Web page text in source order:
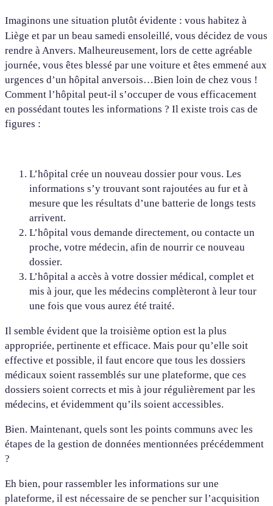
Imaginons une situation plutôt évidente : vous habitez à
Liège et par un beau samedi ensoleillé, vous décidez de vous
rendre à Anvers. Malheureusement, lors de cette agréable
journée, vous êtes blessé par une voiture et êtes emmené aux
urgences d’un hôpital anversois…Bien loin de chez vous !
Comment l’hôpital peut-il s’occuper de vous efficacement
en possédant toutes les informations ? Il existe trois cas de
figures :
L’hôpital crée un nouveau dossier pour vous. Les
informations s’y trouvant sont rajoutées au fur et à
mesure que les résultats d’une batterie de longs tests
arrivent.
L’hôpital vous demande directement, ou contacte un
proche, votre médecin, afin de nourrir ce nouveau
dossier.
L’hôpital a accès à votre dossier médical, complet et
mis à jour, que les médecins complèteront à leur tour
une fois que vous aurez été traité.
Il semble évident que la troisième option est la plus
appropriée, pertinente et efficace. Mais pour qu’elle soit
effective et possible, il faut encore que tous les dossiers
médicaux soient rassemblés sur une plateforme, que ces
dossiers soient corrects et mis à jour régulièrement par les
médecins, et évidemment qu’ils soient accessibles.
Bien. Maintenant, quels sont les points communs avec les
étapes de la gestion de données mentionnées précédemment
?
Eh bien, pour rassembler les informations sur une
plateforme, il est nécessaire de se pencher sur l’acquisition